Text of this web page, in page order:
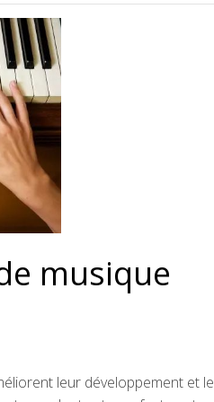
musique
leur développement et